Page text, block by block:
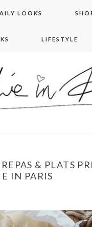
LOOKS
LIFESTYLE
& PLATS
IN PARIS